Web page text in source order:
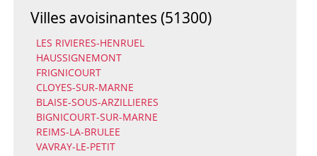
Villes avoisinantes (51300)
LES RIVIERES-HENRUEL
HAUSSIGNEMONT
FRIGNICOURT
CLOYES-SUR-MARNE
BLAISE-SOUS-ARZILLIERES
BIGNICOURT-SUR-MARNE
REIMS-LA-BRULEE
VAVRAY-LE-PETIT